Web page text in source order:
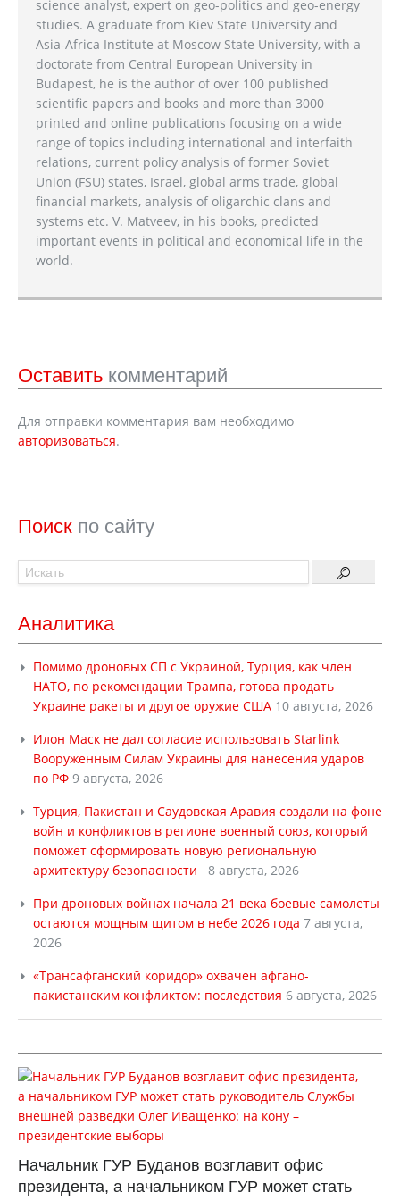
science analyst, expert on geo-politics and geo-energy
studies. A graduate from Kiev State University and
Asia-Africa Institute at Moscow State University, with a
doctorate from Central European University in
Budapest, he is the author of over 100 published
scientific papers and books and more than 3000
printed and online publications focusing on a wide
range of topics including international and interfaith
relations, current policy analysis of former Soviet
Union (FSU) states, Israel, global arms trade, global
financial markets, analysis of oligarchic clans and
systems etc. V. Matveev, in his books, predicted
important events in political and economical life in the
world.
Оставить комментарий
Для отправки комментария вам необходимо
авторизоваться.
Поиск по сайту
Аналитика
Помимо дроновых СП с Украиной, Турция, как член
НАТО, по рекомендации Трампа, готова продать
Украине ракеты и другое оружие США 10 августа, 2026
Илон Маск не дал согласие использовать Starlink
Вооруженным Силам Украины для нанесения ударов
по РФ 9 августа, 2026
Турция, Пакистан и Саудовская Аравия создали на фоне
войн и конфликтов в регионе военный союз, который
поможет сформировать новую региональную
архитектуру безопасности
8 августа, 2026
При дроновых войнах начала 21 века боевые самолеты
остаются мощным щитом в небе 2026 года 7 августа,
2026
«Трансафганский коридор» охвачен афгано-
пакистанским конфликтом: последствия 6 августа, 2026
Начальник ГУР Буданов возглавит офис
президента, а начальником ГУР может стать